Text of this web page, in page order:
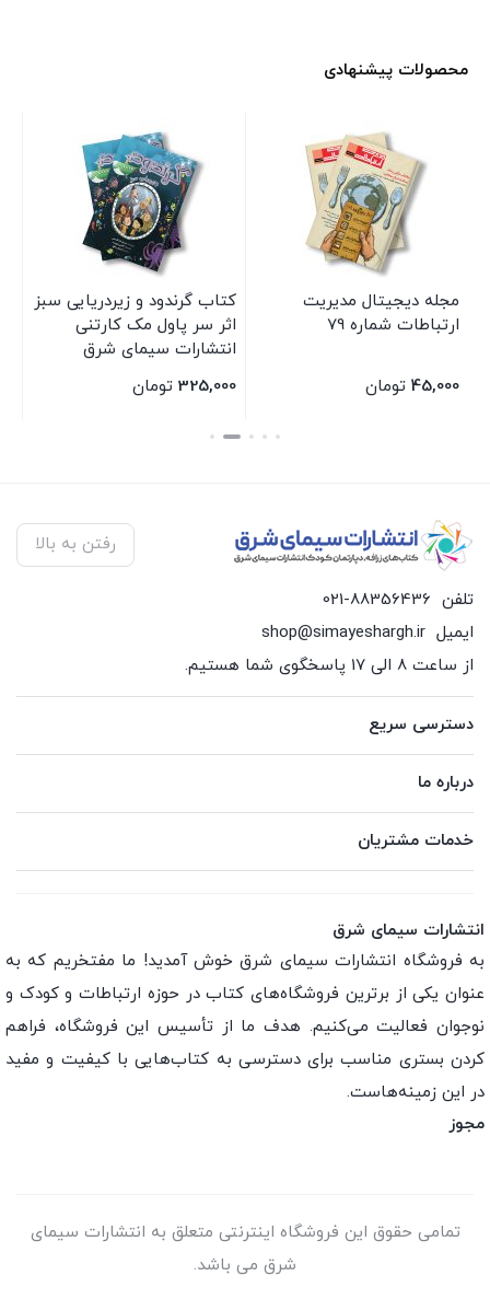
محصولات پیشنهادی
مجله دیجیتال مدیریت
ارتباطات شماره 79
45,000 تومان
کتاب گرندود و زیردریایی سبز
اثر سر پاول مک کارتنی
انتشارات سیمای شرق
325,000 تومان
بستن
رفتن به بالا
تلفن 021-88356436
ایمیل shop@simayeshargh.ir
از ساعت 8 الی 17 پاسخگوی شما هستیم.
دسترسی سریع
درباره ما
خدمات مشتریان
انتشارات سیمای شرق
به فروشگاه انتشارات سیمای شرق خوش آمدید! ما مفتخریم که به
عنوان یکی از برترین فروشگاه‌های کتاب در حوزه ارتباطات و کودک و
نوجوان فعالیت می‌کنیم. هدف ما از تأسیس این فروشگاه، فراهم
کردن بستری مناسب برای دسترسی به کتاب‌هایی با کیفیت و مفید
در این زمینه‌هاست.
مجوز
تمامی حقوق این فروشگاه اینترنتی متعلق به انتشارات سیمای
شرق می باشد.